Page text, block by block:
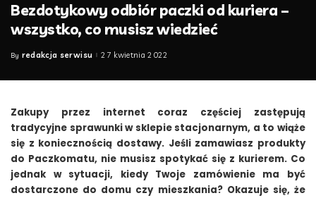
Bezdotykowy odbiór paczki od kuriera –
wszystko, co musisz wiedzieć
Posted
By redakcja serwisu 27 kwietnia 2022
Zakupy przez internet coraz częściej zastępują
tradycyjne sprawunki w sklepie stacjonarnym, a to wiąże
się z koniecznością dostawy. Jeśli zamawiasz produkty
do Paczkomatu, nie musisz spotykać się z kurierem. Co
jednak w sytuacji, kiedy Twoje zamówienie ma być
dostarczone do domu czy mieszkania? Okazuje się, że